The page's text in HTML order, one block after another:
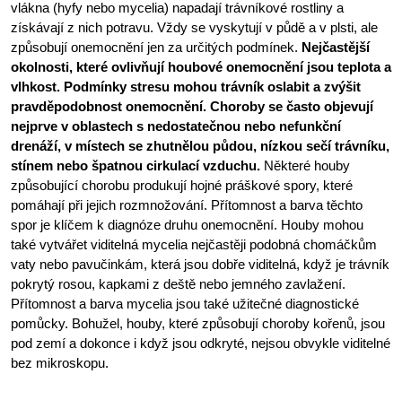
vlákna (hyfy nebo mycelia) napadají trávníkové rostliny a
získávají z nich potravu. Vždy se vyskytují v půdě a v plsti, ale
způsobují onemocnění jen za určitých podmínek. Nejčastější
okolnosti, které ovlivňují houbové onemocnění jsou teplota a
vlhkost. Podmínky stresu mohou trávník oslabit a zvýšit
pravděpodobnost onemocnění. Choroby se často objevují
nejprve v oblastech s nedostatečnou nebo nefunkční
drenáží, v místech se zhutnělou půdou, nízkou sečí trávníku,
stínem nebo špatnou cirkulací vzduchu. Některé houby
způsobující chorobu produkují hojné práškové spory, které
pomáhají při jejich rozmnožování. Přítomnost a barva těchto
spor je klíčem k diagnóze druhu onemocnění. Houby mohou
také vytvářet viditelná mycelia nejčastěji podobná chomáčkům
vaty nebo pavučinkám, která jsou dobře viditelná, když je trávník
pokrytý rosou, kapkami z deště nebo jemného zavlažení.
Přítomnost a barva mycelia jsou také užitečné diagnostické
pomůcky. Bohužel, houby, které způsobují choroby kořenů, jsou
pod zemí a dokonce i když jsou odkryté, nejsou obvykle viditelné
bez mikroskopu.